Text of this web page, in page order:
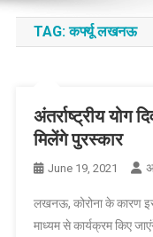
TAG:कर्फ्यू लखनऊ
अंतर्राष्ट्रीय योग
मिलेंगे पुरस्कार
June 19, 2021
लखनऊ, कोरोना के कारण इस
माध्यम से कार्यक्रम किए